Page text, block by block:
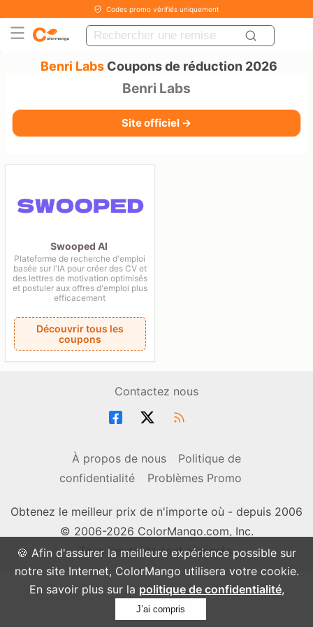
🍪 Afin d'assurer la meilleure expérience possible sur
notre site Internet, ColorMango utilisera votre cookie.
En savoir plus sur la politique de confidentialité,
J’ai compris
Codes promo vérifiés uniquement
Benri LabsCoupons de réduction 2026
Benri Labs
Site officiel →
Swooped AI
Plateforme de recherche d'emploi
basée sur l'IA pour créer des CV et
des lettres de motivation optimisés
et postuler aux offres d'emploi plus
efficacement
Découvrir tous les
coupons
Contactez nous
À propos de nous
Politique de
confidentialité
Problèmes Promo
Obtenez le meilleur prix de n'importe où - depuis 2006
© 2006-2026 ColorMango.com, Inc.
Tous les droits sont réservés.